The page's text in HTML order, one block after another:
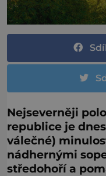
Nejseverněji
republice je
válečné)
nádhernými
středohoří a